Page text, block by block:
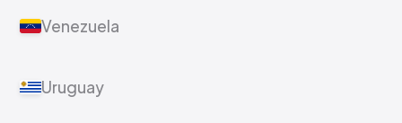
Venezuela
Uruguay